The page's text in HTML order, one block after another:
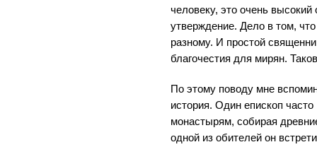
человеку, это очень
утверждение. Дело в том,
разному. И простой
благочестия для мирян.
По этому поводу мне
история. Один епископ
монастырям, собирая
одной из обителей он